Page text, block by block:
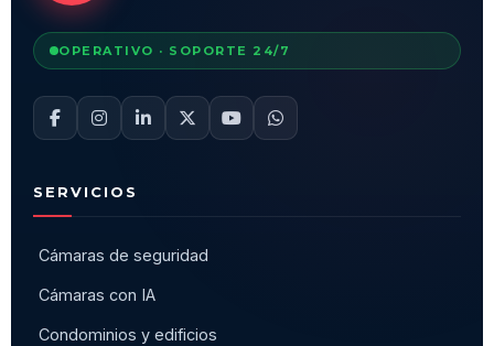
OPERATIVO · SOPORTE 24/7
SERVICIOS
Cámaras de seguridad
Cámaras con IA
Condominios y edificios